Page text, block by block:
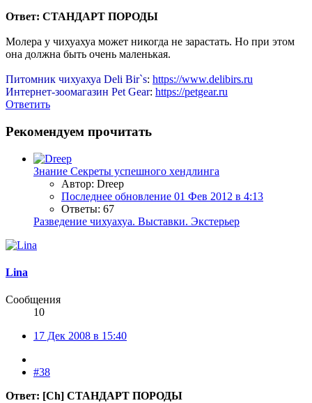
Ответ: СТАНДАРТ ПОРОДЫ
Молера у чихуахуа может никогда не зарастать. Но при этом
она должна быть очень маленькая.
Питомник чихуахуа Deli Bir`s: https://www.delibirs.ru
Интернет-зоомагазин Pet Gear: https://petgear.ru
Ответить
Рекомендуем прочитать
Знание Секреты успешного хендлинга
Автор: Dreep
Последнее обновление 01 Фев 2012 в 4:13
Ответы: 67
Разведение чихуахуа. Выставки. Экстерьер
Lina
Сообщения
10
17 Дек 2008 в 15:40
#38
Ответ: [Ch] СТАНДАРТ ПОРОДЫ